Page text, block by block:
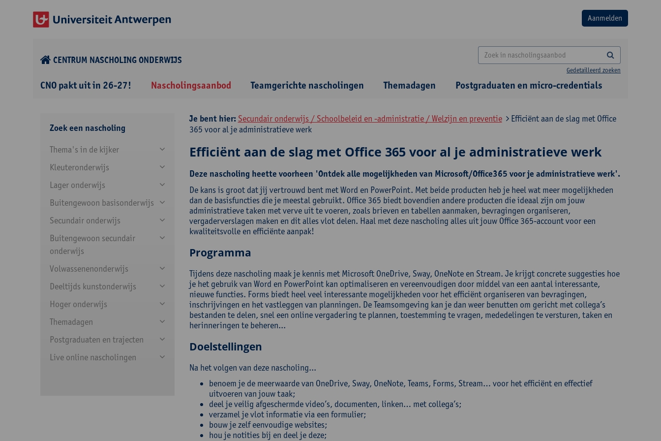
CENTRUM NASCHOLING ONDERWIJS
Gedetailleerd zoeken
CNO pakt uit in 26-27! Nascholingsaanbod Teamgerichte nascholingen Themadagen Postgraduaten en micro-credentials
Zoek een nascholing
Thema's in de kijker
Kleuteronderwijs
Lager onderwijs
Buitengewoon basisonderwijs
Secundair onderwijs
Buitengewoon secundair
onderwijs
Volwassenenonderwijs
Deeltijds kunstonderwijs
Hoger onderwijs
Themadagen
Postgraduaten en trajecten
Live online nascholingen
Je bent hier: Secundair onderwijs / Schoolbeleid en -administratie / Welzijn en preventie
Efficiënt aan de slag met Office
365 voor al je administratieve werk
Efficiënt aan de slag met Office 365 voor al je administratieve werk
Deze nascholing heette voorheen 'Ontdek alle mogelijkheden van Microsoft/Office365 voor je administratieve werk'.
De kans is groot dat jij vertrouwd bent met Word en PowerPoint. Met beide producten heb je heel wat meer mogelijkheden
dan de basisfuncties die je meestal gebruikt. Office 365 biedt bovendien andere producten die ideaal zijn om jouw
administratieve taken met verve uit te voeren, zoals brieven en tabellen aanmaken, bevragingen organiseren,
vergaderverslagen maken en dit alles vlot delen. Haal met deze nascholing alles uit jouw Office 365-account voor een
kwaliteitsvolle en efficiënte aanpak!
Programma
Tijdens deze nascholing maak je kennis met Microsoft OneDrive, Sway, OneNote en Stream. Je krijgt concrete suggesties hoe
je het gebruik van Word en PowerPoint kan optimaliseren en vereenvoudigen door middel van een aantal interessante,
nieuwe functies. Forms biedt heel veel interessante mogelijkheden voor het efficiënt organiseren van bevragingen,
inschrijvingen en het vastleggen van planningen. De Teamsomgeving kan je dan weer benutten om gericht met collega’s
bestanden te delen, snel een online vergadering te plannen, toestemming te vragen, mededelingen te versturen, taken en
herinneringen te beheren...
Doelstellingen
Na het volgen van deze nascholing...
benoem je de meerwaarde van OneDrive, Sway, OneNote, Teams, Forms, Stream… voor het efficiënt en effectief
uitvoeren van jouw taak;
deel je veilig afgeschermde video’s, documenten, linken… met collega’s;
verzamel je vlot informatie via een formulier;
bouw je zelf eenvoudige websites;
hou je notities bij en deel je deze;